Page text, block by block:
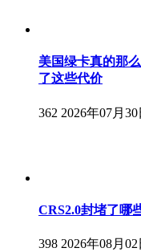
美国绿卡真的那
了这些代价
362 2026年07月30
CRS2.0封堵了哪
398 2026年08月02